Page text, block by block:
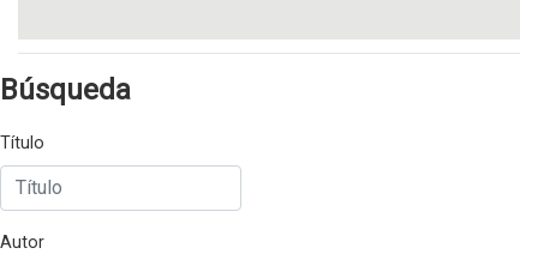
Búsqueda
Título
Autor